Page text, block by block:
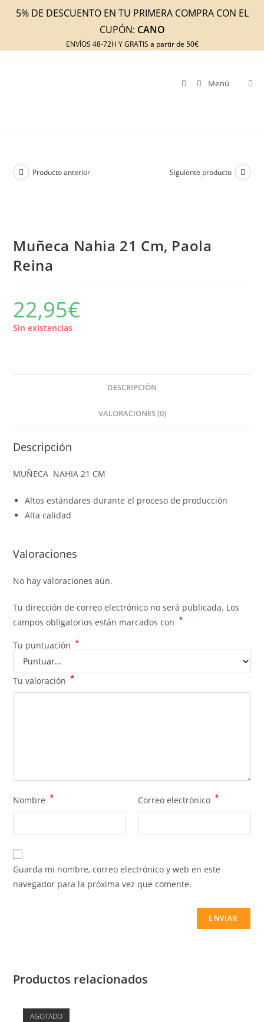
5% DE DESCUENTO EN TU PRIMERA COMPRA CON EL
CUPÓN: CANO
ENVÍOS 48-72H Y GRATIS a partir de 50€
Menú
Producto anterior Siguiente producto
Muñeca Nahia 21 Cm, Paola
Reina
22,95€
Sin existencias
DESCRIPCIÓN
VALORACIONES (0)
Descripción
MUÑECA NAHIA 21 CM
Altos estándares durante el proceso de producción
Alta calidad
Valoraciones
No hay valoraciones aún.
Tu dirección de correo electrónico no será publicada. Los
campos obligatorios están marcados con *
Tu puntuación *
Tu valoración *
Nombre * Correo electrónico *
Guarda mi nombre, correo electrónico y web en este
navegador para la próxima vez que comente.
Productos relacionados
AGOTADO